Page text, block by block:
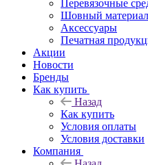
Перевязочные
Шовный материал
Аксессуары
Печатная
Акции
Новости
Бренды
Как купить
Назад
Как купить
Условия оплаты
Условия доставки
Компания